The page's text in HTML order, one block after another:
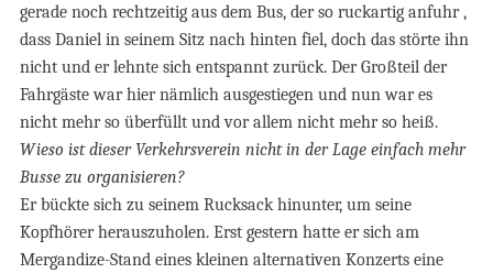
gerade noch rechtzeitig aus dem Bus, der so ruckartig anfuhr ,
dass Daniel in seinem Sitz nach hinten fiel, doch das störte ihn
nicht und er lehnte sich entspannt zurück. Der Großteil der
Fahrgäste war hier nämlich ausgestiegen und nun war es
nicht mehr so überfüllt und vor allem nicht mehr so heiß.
Wieso ist dieser Verkehrsverein nicht in der Lage einfach mehr
Busse zu organisieren?
Er bückte sich zu seinem Rucksack hinunter, um seine
Kopfhörer herauszuholen. Erst gestern hatte er sich am
Mergandize-Stand eines kleinen alternativen Konzerts eine